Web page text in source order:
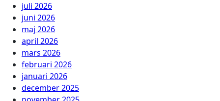
juli 2026
juni 2026
maj 2026
april 2026
mars 2026
februari 2026
januari 2026
december 2025